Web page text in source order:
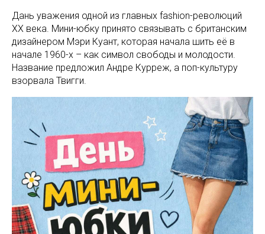
Дань уважения одной из главных fashion-революций
XX века. Мини-юбку принято связывать с британским
дизайнером Мэри Куант, которая начала шить её в
начале 1960-х – как символ свободы и молодости.
Название предложил Андре Курреж, а поп-культуру
взорвала Твигги.